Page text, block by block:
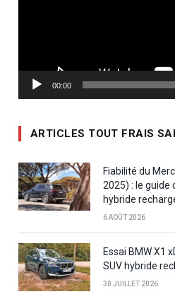
00:00
ARTICLES TOUT FRAIS
Fiabilité du
2025) : le guide
hybride
6 AOÛT 2026
Essai BMW X1
SUV hybride
30 JUILLET 2026